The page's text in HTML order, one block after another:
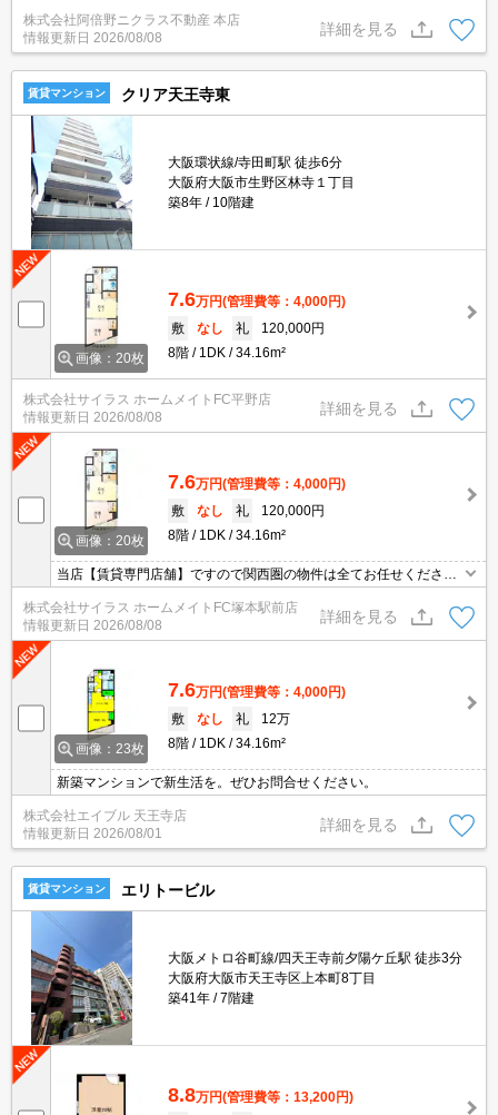
株式会社阿倍野ニクラス不動産 本店
情報更新日 2026/08/08
詳細を見る
賃貸マンション クリア天王寺東
大阪環状線/寺田町駅 徒歩6分
大阪府大阪市生野区林寺１丁目
築8年
10階建
画像：20枚
7.6万円(管理費等：4,000円)
敷
なし 礼
120,000円
8階
1DK 34.16m²
株式会社サイラス ホームメイトFC平野店
情報更新日 2026/08/08
詳細を見る
画像：20枚
7.6万円(管理費等：4,000円)
敷
なし 礼
120,000円
8階
1DK 34.16m²
当店【賃貸専門店舗】ですので関西圏の物件は全てお任せくださ
い！どこにある物件でも当店までお気軽にお問い合わせくださいま
せ♪初期費用がご心配な方はクレジット決済が可能ですので安心して
お部屋探し頂けます。
株式会社サイラス ホームメイトFC塚本駅前店
情報更新日 2026/08/08
詳細を見る
画像：23枚
7.6万円(管理費等：4,000円)
敷
なし 礼
12万
8階
1DK 34.16m²
新築マンションで新生活を。ぜひお問合せください。
株式会社エイブル 天王寺店
情報更新日 2026/08/01
詳細を見る
賃貸マンション エリトービル
大阪メトロ谷町線/四天王寺前夕陽ケ丘駅 徒歩3分
大阪府大阪市天王寺区上本町8丁目
築41年
7階建
8.8万円(管理費等：13,200円)